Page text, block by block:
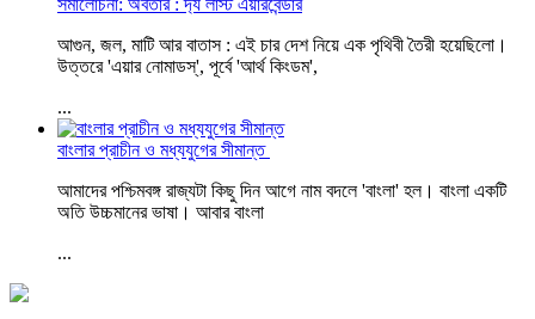
সমালোচনা: অবতার : দ‍্য লাস্ট এয়ারবেন্ডার
আগুন, জল, মাটি আর বাতাস : এই চার দেশ নিয়ে এক পৃথিবী তৈরী হয়েছিলো।
উত্তরে 'এয়ার নোমাডস্', পূর্বে 'আর্থ কিংডম',
...
বাংলার প্রাচীন ও মধ্যযুগের সীমান্ত
আমাদের পশ্চিমবঙ্গ রাজ্যটা কিছু দিন আগে নাম বদলে 'বাংলা' হল। বাংলা একটি
অতি উচ্চমানের ভাষা। আবার বাংলা
...